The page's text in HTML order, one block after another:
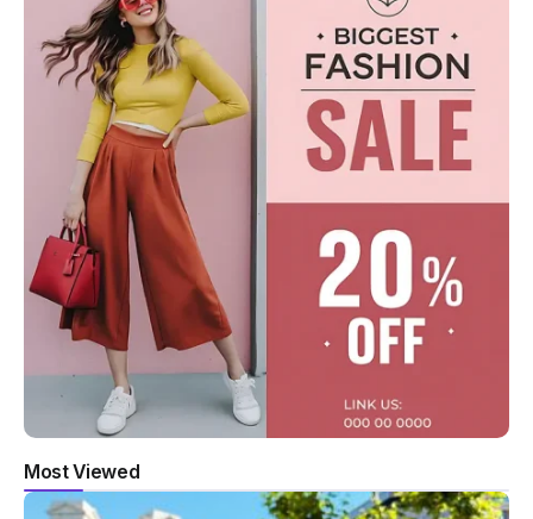
Most Viewed